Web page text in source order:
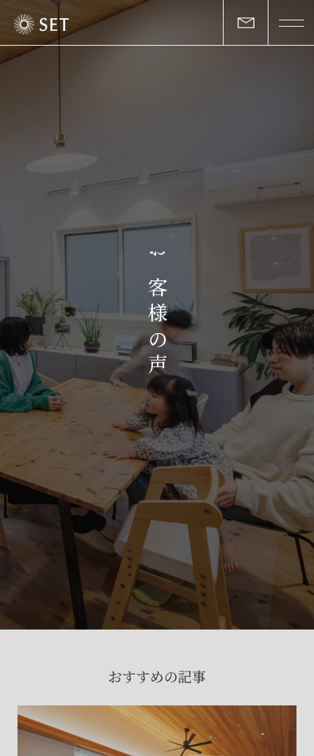
お
客
様
の
声
おすすめの記事
物件一覧
お客様の声
お知らせ・イベント
会社概要・アクセス
スタッフ紹介
プライバシーポリシー
賃貸管理サイトはこちら
会社に関することや物件についての
お問い合わせはこちらから
土地の活用・賃貸経営に関する
ご相談はこちら